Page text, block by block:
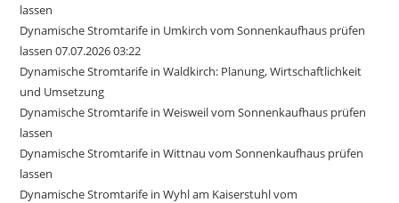
lassen
Dynamische Stromtarife in Umkirch vom Sonnenkaufhaus prüfen
lassen 07.07.2026 03:22
Dynamische Stromtarife in Waldkirch: Planung, Wirtschaftlichkeit
und Umsetzung
Dynamische Stromtarife in Weisweil vom Sonnenkaufhaus prüfen
lassen
Dynamische Stromtarife in Wittnau vom Sonnenkaufhaus prüfen
lassen
Dynamische Stromtarife in Wyhl am Kaiserstuhl vom